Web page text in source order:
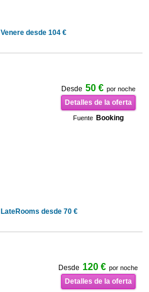
Venere desde 104 €
Desde 50 € por noche
Detalles de la oferta
Fuente Booking
LateRooms desde 70 €
Desde 120 € por noche
Detalles de la oferta